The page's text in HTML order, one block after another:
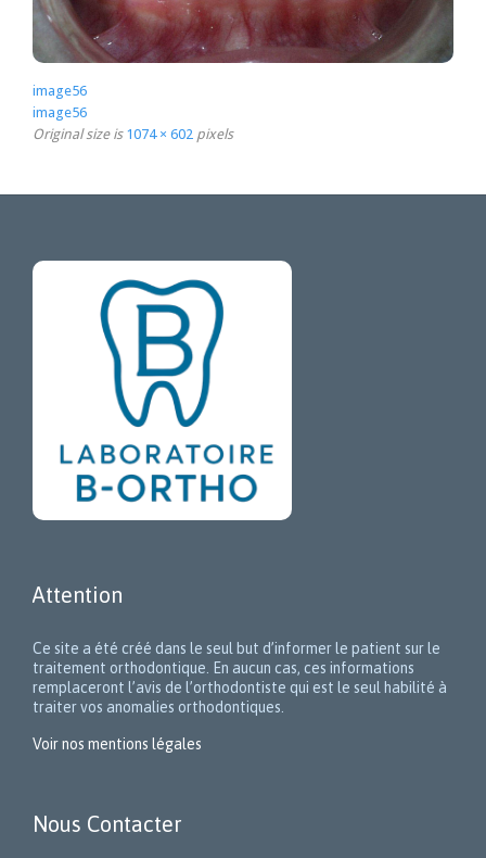
image56
image56
Original size is 1074 × 602 pixels
Attention
Ce site a été créé dans le seul but d’informer le patient sur le
traitement orthodontique. En aucun cas, ces informations
remplaceront l’avis de l’orthodontiste qui est le seul habilité à
traiter vos anomalies orthodontiques.
Voir nos mentions légales
Nous Contacter